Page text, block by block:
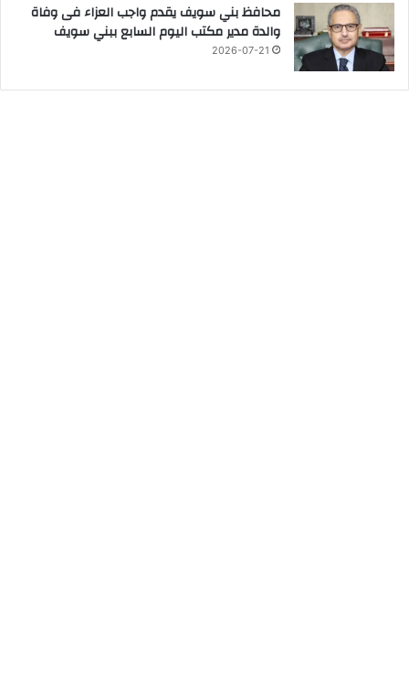
محافظ بني سويف يقدم واجب العزاء فى وفاة
والدة مدير مكتب اليوم السابع ببني سويف
2026-07-21